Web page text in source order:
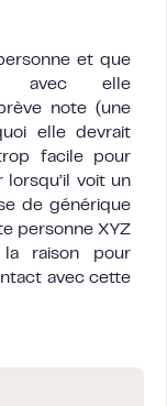
et que
avec elle
note (une
elle devrait
facile pour
lorsqu’il voit un
de générique
personne XYZ
raison pour
avec cette